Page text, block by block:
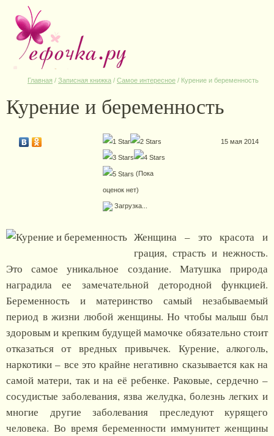
Главная / Записная книжка / Самое интересное / Курение и беременность
Курение и беременность
(Пока
оценок нет)
Загрузка...
15 мая 2014
Женщина – это красота и
грация, страсть и нежность.
Это самое уникальное создание. Матушка природа
наградила ее замечательной детородной функцией.
Беременность и материнство самый незабываемый
период в жизни любой женщины. Но чтобы малыш был
здоровым и крепким будущей мамочке обязательно стоит
отказаться от вредных привычек. Курение, алкоголь,
наркотики – все это крайне негативно сказывается как на
самой матери, так и на её ребенке. Раковые, сердечно –
сосудистые заболевания, язва желудка, болезнь легких и
многие другие заболевания преследуют курящего
человека. Во время беременности иммунитет женщины